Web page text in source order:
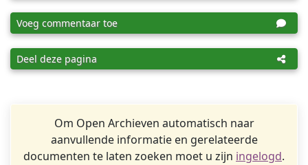
Voeg commentaar toe
Deel deze pagina
Om Open Archieven automatisch naar
aanvullende informatie en gerelateerde
documenten te laten zoeken moet u zijn ingelogd.